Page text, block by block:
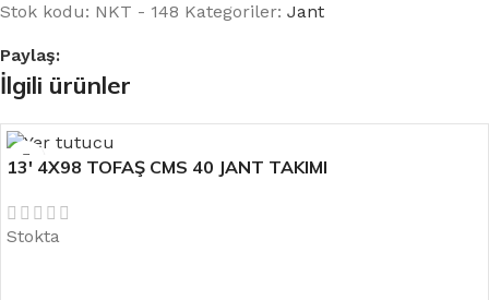
Stok kodu: NKT - 148 Kategoriler: Jant
Paylaş:
İlgili ürünler
13′ 4X98 TOFAŞ CMS 40 JANT TAKIMI
Stokta